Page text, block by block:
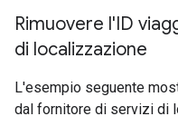
Rimuovere l'ID
di localizzazione
L'esempio seguente
dal fornitore di servizi di